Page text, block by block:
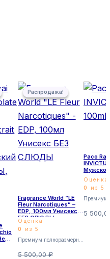
000,00 ₽.
цена составляла 5 500,00 ₽.
500,00 ₽.
Распродажа!
Распродажа!
Fragrance World “LE
Fleur Narcotiques” –
EDP, 100мл Унисекс
БЕЗ СЛЮДЫ
Оценка
0
из 5
5 500,00₽
Первоначальная цена
Текущая цена: 5 300,00 ₽.
Paco
Мужской
Оценка
0
из 5
5